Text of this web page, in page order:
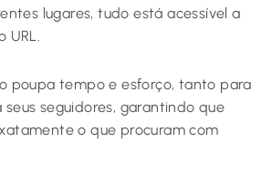
lugares, tudo está acessível a
poupa tempo e esforço, tanto para
seguidores, garantindo que
o que procuram com